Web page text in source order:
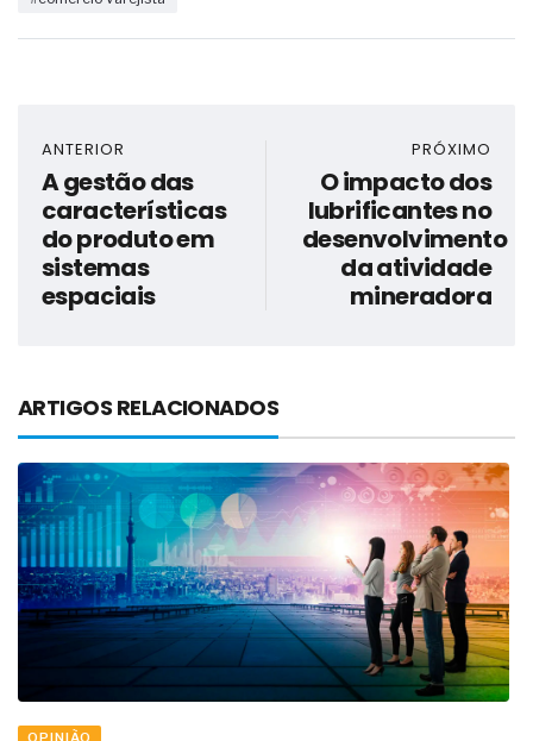
ANTERIOR
A gestão das
características
do produto em
sistemas
espaciais
PRÓXIMO
O impacto dos
lubrificantes no
desenvolvimento
da atividade
mineradora
ARTIGOS RELACIONADOS
OPINIÃO